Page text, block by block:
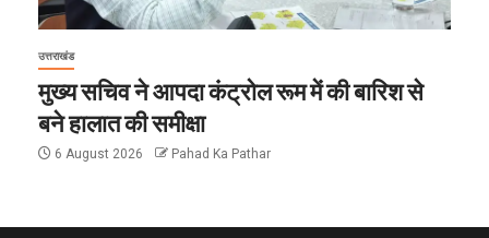
उत्तराखंड
मुख्य सचिव ने आपदा कंट्रोल रूम में की बारिश से
बने हालात की समीक्षा
6 August 2026 Pahad Ka Pathar